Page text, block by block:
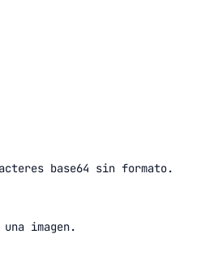
base64 sin formato.
imagen.